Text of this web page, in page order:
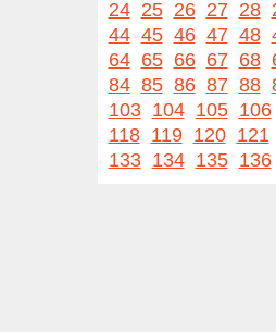
24 25 26 27 28
44 45 46 47 48
64 65 66 67 68
84 85 86 87 88
103 104 105 106
118 119 120 121
133 134 135 136